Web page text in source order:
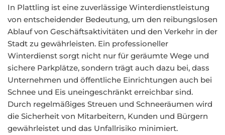
In Plattling ist eine zuverlässige Winterdienstleistung
von entscheidender Bedeutung, um den reibungslosen
Ablauf von Geschäftsaktivitäten und den Verkehr in der
Stadt zu gewährleisten. Ein professioneller
Winterdienst sorgt nicht nur für geräumte Wege und
sichere Parkplätze, sondern trägt auch dazu bei, dass
Unternehmen und öffentliche Einrichtungen auch bei
Schnee und Eis uneingeschränkt erreichbar sind.
Durch regelmäßiges Streuen und Schneeräumen wird
die Sicherheit von Mitarbeitern, Kunden und Bürgern
gewährleistet und das Unfallrisiko minimiert.